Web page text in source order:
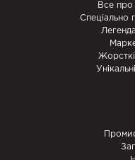
Все про
Спеціально